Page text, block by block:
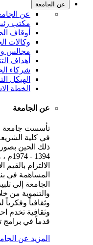
عن الجامعة
عن
مكتب
أوقاف
وكالات
مجالس
أهداف
شركاء
الهيكل
الخطة
عن الجامعة
تأسست جامعة
ذلك الحين
الالتزام
المساهمة في
الجامعة إلى
والتنموية من
وثقافياً وفكرياً
وثقافية تخدم
قدماً في برامج
المزيد عن